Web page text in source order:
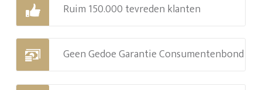
Ruim 150.000 tevreden klanten
Geen Gedoe Garantie Consumentenbond